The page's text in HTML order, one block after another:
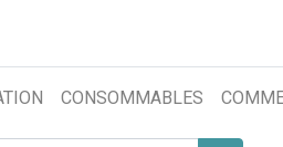
CONSOMMABLES